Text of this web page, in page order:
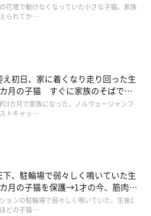
妹”のような関係に
花壇で動けなくなっていた小さな子猫。家族
られてか …
え初日、家に着くなり走り回った生
月の子猫 すぐに家族のそばで落
く姿に「迎えてよかった」
3カ月で家族になった、ノルウェージャンフ
トキャッ …
下、駐輪場で弱々しく鳴いていた生
月の子猫を保護→1才の今、筋肉質
ンデレなコに成長
ョンの駐輪場で弱々しく鳴いていた、生後1
どの子猫 …